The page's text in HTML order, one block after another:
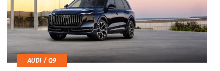
AUDI / Q9